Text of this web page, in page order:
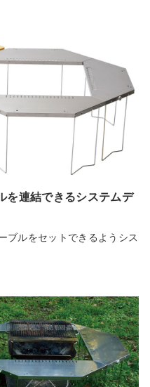
を連結できるシステムデ
ブルをセットできるようシス